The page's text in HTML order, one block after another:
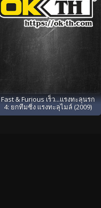
Fast & Furious เร็ว...แรงทะลุนรก
4: ยกทีมซิ่ง แรงทะลุไมล์ (2009)